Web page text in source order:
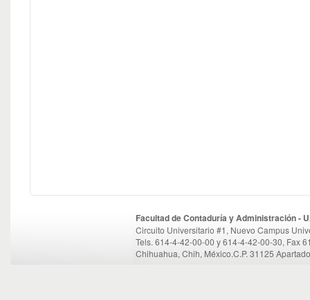
Facultad de Contaduría y Administración -
Circuito Universitario #1, Nuevo Campus
Tels. 614-4-42-00-00 y 614-4-42-00-30, Fax
Chihuahua, Chih, México.C.P. 31125